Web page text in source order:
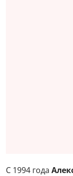
С 1994 года